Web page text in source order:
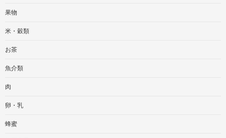
果物
米・穀類
お茶
魚介類
肉
卵・乳
蜂蜜